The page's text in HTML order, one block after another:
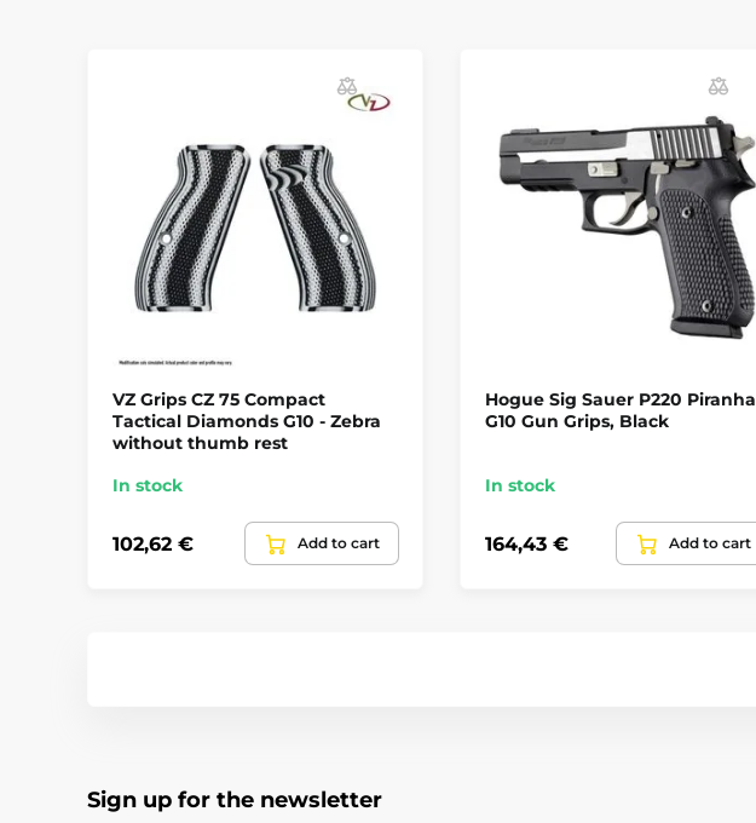
VZ Grips CZ 75 Compact
Tactical Diamonds G10 - Zebra
without thumb rest
In stock
102,62 € Add to cart
Hogue Sig Sauer P220 Piranha
G10 Gun Grips, Black
In stock
164,43 € Add to cart
Sign up for the newsletter